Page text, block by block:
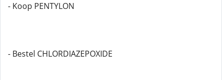
- Koop PENTYLON
- Bestel CHLORDIAZEPOXIDE